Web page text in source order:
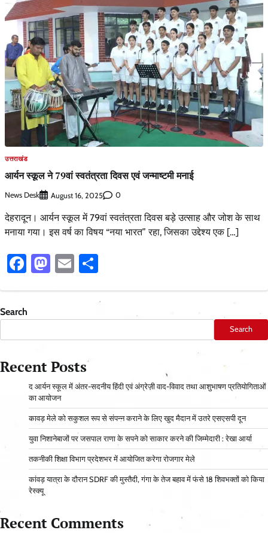
उत्तराखंड
आर्यन स्कूल ने 79वां स्वतंत्रता दिवस एवं जन्माष्टमी मनाई
News Desk August 16, 2025 0
देहरादून। आर्यन स्कूल में 79वां स्वतंत्रता दिवस बड़े उत्साह और जोश के साथ
मनाया गया। इस वर्ष का विषय “नया भारत” रहा, जिसका उद्देश्य एक […]
Facebook
Mastodon
Email
Search
Search
Recent Posts
द आर्यन स्कूल में अंतर-सदनीय हिंदी एवं अंग्रेज़ी वाद-विवाद तथा आशुभाषण प्रतियोगिताओं
का आयोजन
कावड़ मेले को सकुशल रूप से संपन्न कराने के लिए खुद मैदान में उतरे एसएसपी दून
युवा निशानेबाजों पर जसपाल राणा के सपने को साकार करने की जिम्मेदारी : रेखा आर्या
तकनीकी शिक्षा विभाग प्रदेशभर में आयोजित करेगा रोजगार मेले
कांवड़ यात्रा के दौरान SDRF की मुस्तैदी, गंगा के तेज बहाव में फंसे 18 शिवभक्तों को किया
रेस्क्यू
Recent Comments